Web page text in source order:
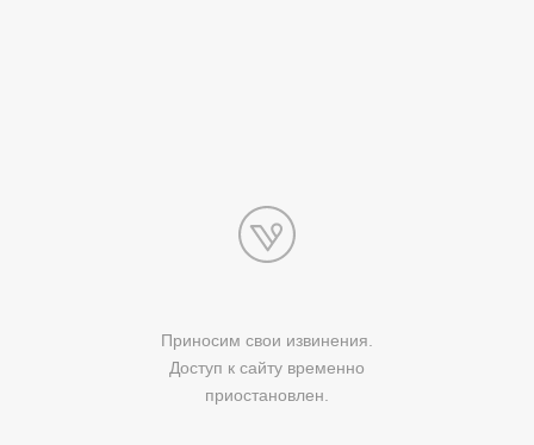
Приносим свои извинения.
Доступ к сайту временно
приостановлен.